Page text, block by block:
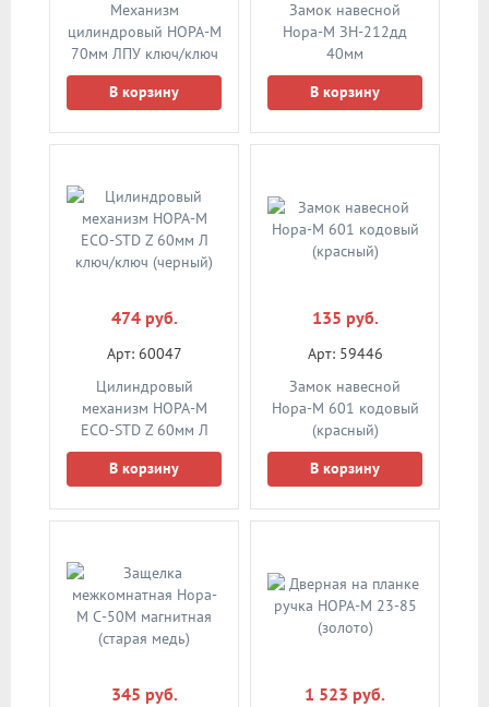
Механизм
цилиндровый НОРА-М
70мм ЛПУ ключ/ключ
(латунь)
В корзину
Замок навесной
Нора-М ЗН-212дд
40мм
В корзину
474 руб.
Арт: 60047
Цилиндровый
механизм НОРА-М
ЕСО-STD Z 60мм Л
ключ/ключ (черный)
В корзину
135 руб.
Арт: 59446
Замок навесной
Нора-М 601 кодовый
(красный)
В корзину
345 руб. 1 523 руб.